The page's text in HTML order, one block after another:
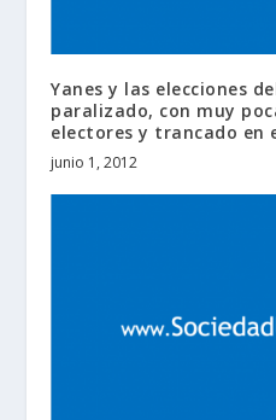
Yanes y las elecciones
paralizado, con muy
electores y trancado en
junio 1, 2012